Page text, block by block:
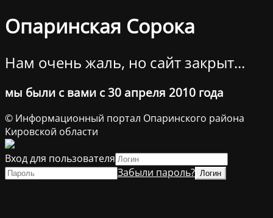
Опаринская Сорока
Нам очень жаль, но сайт закрыт...
мы были с вами с 30 апреля 2010 года
© Информационный портал Опаринского района
Кировской области
Вход для пользователя
Забыли пароль?